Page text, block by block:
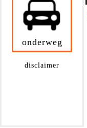
onderweg
disclaimer